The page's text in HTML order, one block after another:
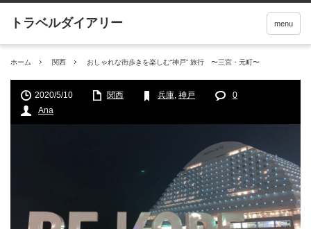
menu
ホーム 関西 おしゃれな街歩きを楽しむ“神戸” 旅行 〜三宮・元町〜
2020/5/10 関西 兵庫, 神戸
0
Ana